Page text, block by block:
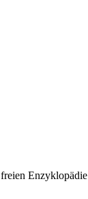
Enzyklopädie